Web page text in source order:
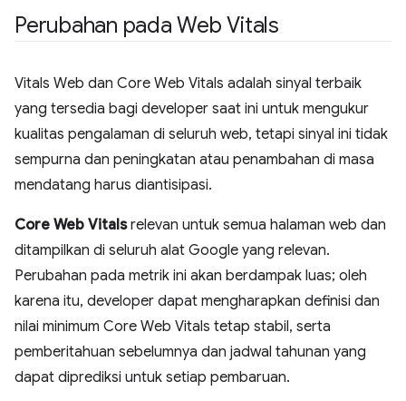
Perubahan pada Web Vitals
Vitals Web dan Core Web Vitals adalah sinyal terbaik
yang tersedia bagi developer saat ini untuk mengukur
kualitas pengalaman di seluruh web, tetapi sinyal ini tidak
sempurna dan peningkatan atau penambahan di masa
mendatang harus diantisipasi.
Core Web Vitalsrelevan untuk semua halaman web dan
ditampilkan di seluruh alat Google yang relevan.
Perubahan pada metrik ini akan berdampak luas; oleh
karena itu, developer dapat mengharapkan definisi dan
nilai minimum Core Web Vitals tetap stabil, serta
pemberitahuan sebelumnya dan jadwal tahunan yang
dapat diprediksi untuk setiap pembaruan.